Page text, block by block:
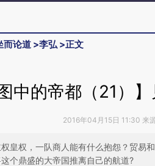
而论道 >李弘 >正文
图中的帝都（21）
2016年04月15日 11:30 来
皇权，一队商人能有什么抱怨？贸易
个鼎盛的大帝国推离自己的航道?